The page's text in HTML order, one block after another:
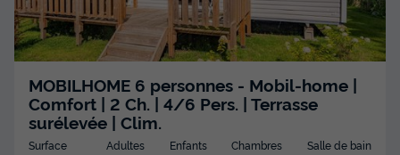
MOBILHOME 6 personnes - Mobil-home |
Comfort | 2 Ch. | 4/6 Pers. | Terrasse
surélevée | Clim.
Surface Adultes Enfants Chambres Salle de bain